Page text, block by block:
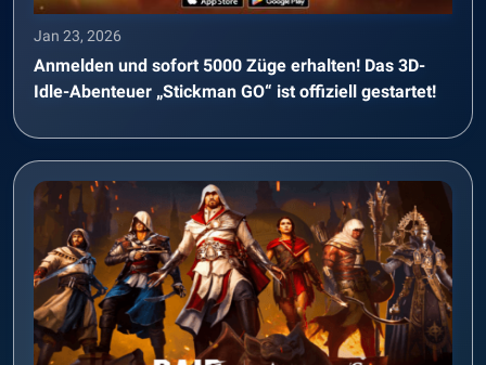
Jan 23, 2026
Anmelden und sofort 5000 Züge erhalten! Das 3D-
Idle-Abenteuer „Stickman GO“ ist offiziell gestartet!